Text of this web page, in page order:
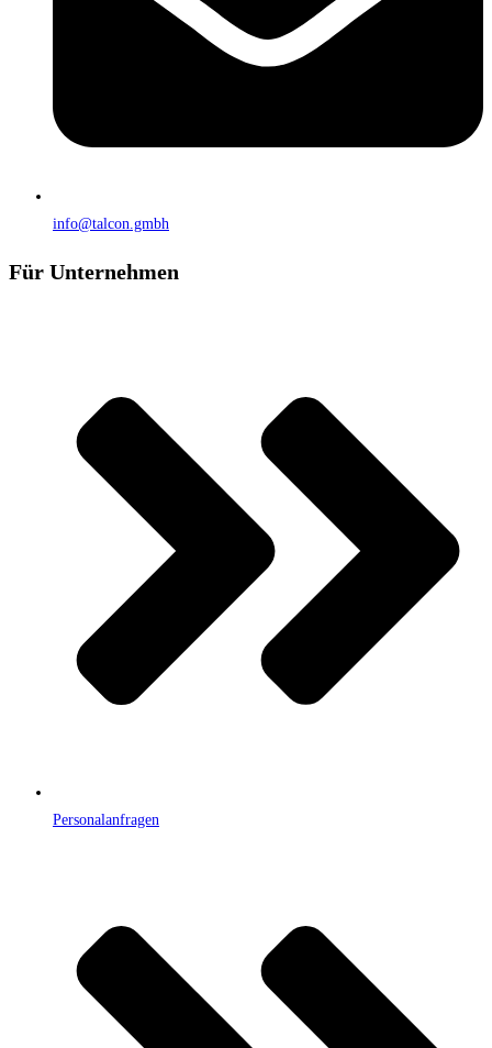
info@talcon.gmbh
Für Unternehmen
Personalanfragen